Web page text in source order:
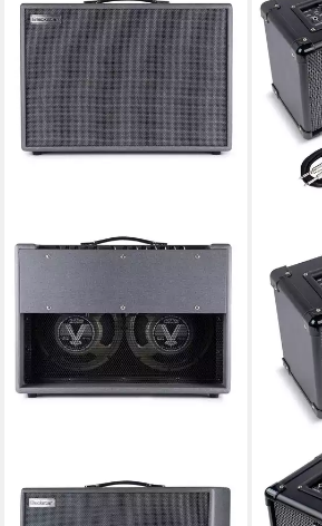
Verstärker (Silverline Stereo
Deluxe - Transistor Combo
ID